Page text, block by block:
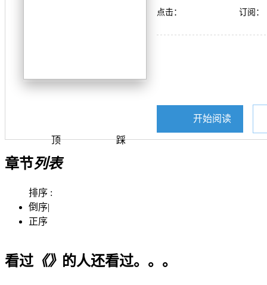
顶 踩
点击：
订阅：
开始阅读
章节列表
排序 :
倒序|
正序
看过《》 的人还看过。。。